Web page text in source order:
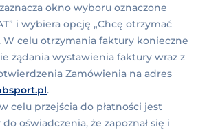
okno wyboru oznaczone
i wybiera opcję „Chcę otrzymać
W celu otrzymania faktury konieczne
żądania wystawienia faktury wraz z
Zamówienia na adres
.
celu przejścia do płatności jest
oświadczenia, że zapoznał się i